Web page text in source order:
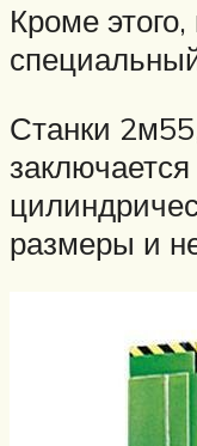
Кроме
Станки
размеры и